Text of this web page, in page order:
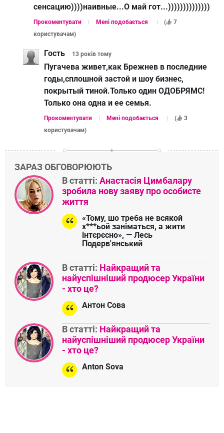
сенсацию))))наивные...О май гот...))))))))))))))
Прокоментувати Мені подобається (
7
користувачам)
Гость 13 років тому
Пугачева живет,как Брежнев в последние
годы,сплошной застой и шоу бизнес,
покрытый тиной.Только один ОДОБРЯМС!
Только она одна и ее семья.
Прокоментувати Мені подобається (
3
користувачам)
ЗАРАЗ ОБГОВОРЮЮТЬ
В статті: Анастасія Цимбалару
зробила нову заяву про особисте
життя
«Тому, шо треба не всякой
х***ьой заніматься, а жити
інтєрєсно», — Лесь
Подерв'янський
В статті: Найкращий та
найуспішніший продюсер України
- хто це?
Антон Сова
В статті: Найкращий та
найуспішніший продюсер України
- хто це?
Anton Sova